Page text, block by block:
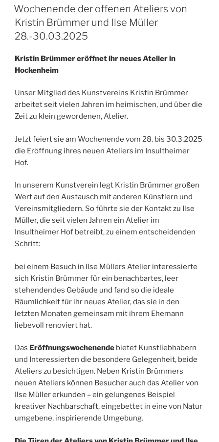
AM
Wochenende der offenen Ateliers von
Kristin Brümmer und Ilse Müller
28.-30.03.2025
Kristin Brümmer eröffnet ihr neues Atelier in
Hockenheim
Unser Mitglied des Kunstvereins Kristin Brümmer
arbeitet seit vielen Jahren im heimischen, und über die
Zeit zu klein gewordenen, Atelier.
Jetzt feiert sie am Wochenende vom 28. bis 30.3.2025
die Eröffnung ihres neuen Ateliers im Insultheimer
Hof.
In unserem Kunstverein legt Kristin Brümmer großen
Wert auf den Austausch mit anderen Künstlern und
Vereinsmitgliedern. So führte sie der Kontakt zu Ilse
Müller, die seit vielen Jahren ein Atelier im
Insultheimer Hof betreibt, zu einem entscheidenden
Schritt:
bei einem Besuch in Ilse Müllers Atelier interessierte
sich Kristin Brümmer für ein benachbartes, leer
stehendendes Gebäude und fand so die ideale
Räumlichkeit für ihr neues Atelier, das sie in den
letzten Monaten gemeinsam mit ihrem Ehemann
liebevoll renoviert hat.
Das Eröffnungswochenende bietet Kunstliebhabern
und Interessierten die besondere Gelegenheit, beide
Ateliers zu besichtigen. Neben Kristin Brümmers
neuen Ateliers können Besucher auch das Atelier von
Ilse Müller erkunden – ein gelungenes Beispiel
kreativer Nachbarschaft, eingebettet in eine von Natur
umgebene, inspirierende Umgebung.